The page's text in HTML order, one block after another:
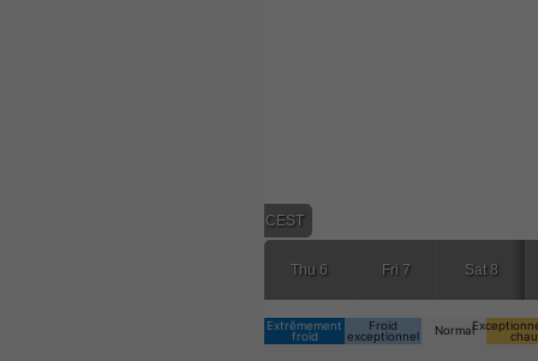
19:00 CEST
Thu 6 Fri 7 Sat 8
Extrêmement
froid
Froid
exceptionnel
Normal